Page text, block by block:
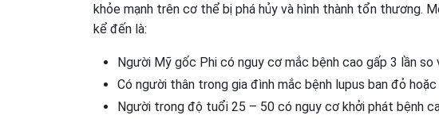
khỏe mạnh trên cơ thể bị phá hủy và hình thành tổn thương.
kể đến là:
Người Mỹ gốc Phi có nguy cơ mắc bệnh cao gấp 3 lần so
Có người thân trong gia đình mắc bệnh lupus ban đỏ
Người trong độ tuổi 25 – 50 có nguy cơ khởi phát bệnh